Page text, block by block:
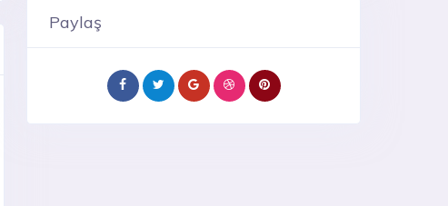
Paylaş